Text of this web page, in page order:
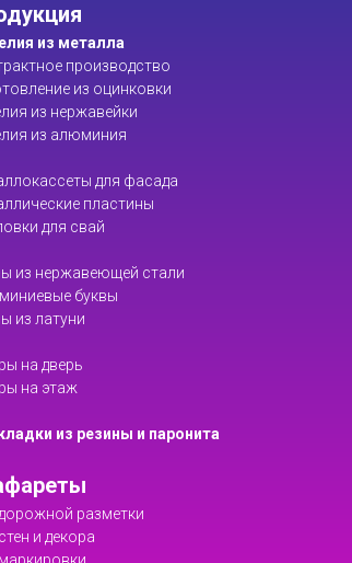
из металла
производство
из оцинковки
из нержавейки
из алюминия
для фасада
пластины
для свай
из нержавеющей стали
буквы
из латуни
на дверь
на этаж
из резины и паронита
разметки
и декора